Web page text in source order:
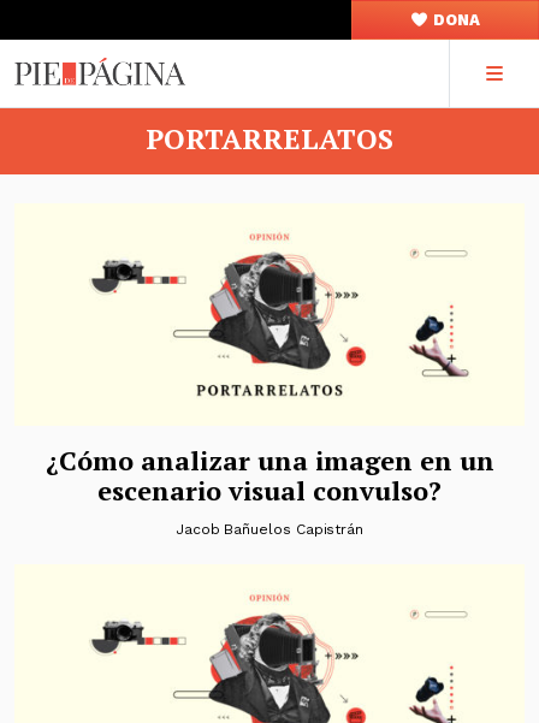
DONA
PORTARRELATOS
¿Cómo analizar una imagen en un
escenario visual convulso?
Jacob Bañuelos Capistrán